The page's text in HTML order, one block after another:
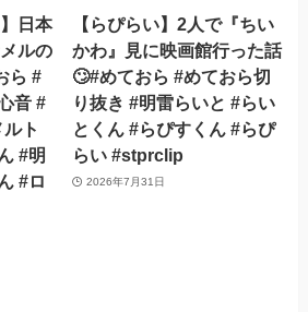
日本
ルの
ら #
音 #
ト
#明
#ロ
【らぴらい】2人で『ちい
かわ』見に映画館行った話
🙄#めておら #めておら切
り抜き #明雷らいと #らい
とくん #らぴすくん #らぴ
らい #stprclip
2026年7月31日